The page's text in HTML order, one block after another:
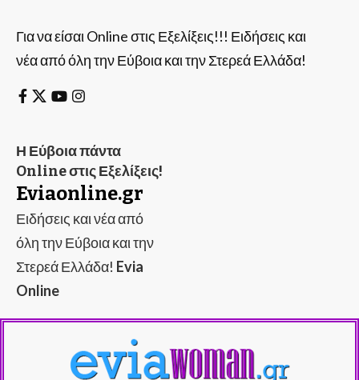
Για να είσαι Online στις Εξελίξεις!!! Ειδήσεις και
νέα από όλη την Εύβοια και την Στερεά Ελλάδα!
Η Εύβοια πάντα
Online στις Εξελίξεις!
Eviaonline.gr
Ειδήσεις και νέα από
όλη την Εύβοια και την
Στερεά Ελλάδα! Evia
Online